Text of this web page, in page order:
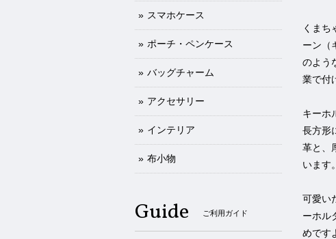
くまち
ーン（
のよう
業で付
キーホ
長方形
革と、
います。
可愛い
ーホル
めです
スマホケース
ポーチ・ペンケース
バッグチャーム
アクセサリー
インテリア
布小物
Guide ご利用ガイド